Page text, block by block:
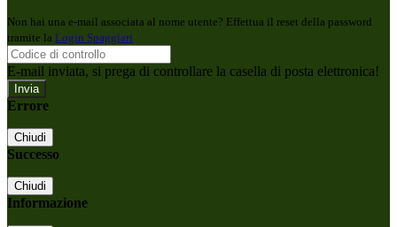
Non hai una e-mail associata al nome utente? Effettua il reset della password
tramite la Login Spaggiari
E-mail inviata, si prega di controllare la casella di posta elettronica!
Errore
Chiudi
Successo
Chiudi
Informazione